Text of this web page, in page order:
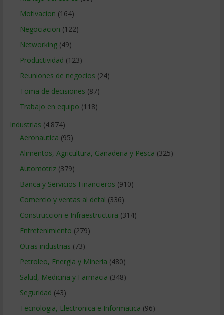
Motivacion (164)
Negociacion (122)
Networking(49)
Productividad (123)
Reuniones de negocios (24)
Toma de decisiones (87)
Trabajo en equipo (118)
Industrias (4.874)
Aeronautica (95)
Alimentos, Agricultura, Ganaderia y Pesca (325)
Automotriz(379)
Banca y Servicios Financieros (910)
Comercio y ventas al detal (336)
Construccion e Infraestructura (314)
Entretenimiento (279)
Otras industrias (73)
Petroleo, Energia y Mineria (480)
Salud, Medicina y Farmacia (348)
Seguridad (43)
Tecnologia, Electronica e Informatica (96)